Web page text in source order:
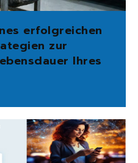
erfolgreichen
zur
Ihres